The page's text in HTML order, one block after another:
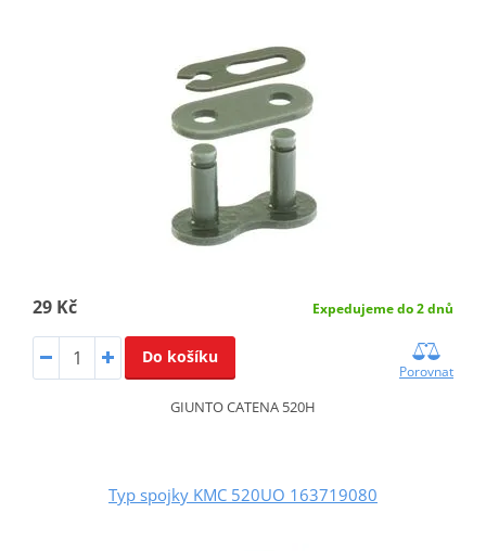
29 Kč Expedujeme do 2 dnů
Do košíku
Porovnat
GIUNTO CATENA 520H
Typ spojky KMC 520UO 163719080